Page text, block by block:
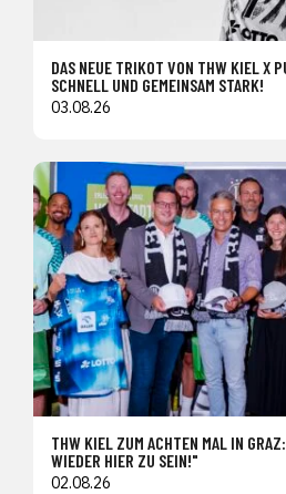
DAS NEUE TRIKOT VON THW KIEL X
SCHNELL UND GEMEINSAM STARK!
03.08.26
THW KIEL ZUM ACHTEN MAL IN
WIEDER HIER ZU SEIN!"
02.08.26